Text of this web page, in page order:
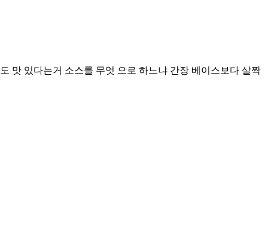
맛 있다는거 소스를 무엇 으로 하느냐 간장 베이스보다 살짝